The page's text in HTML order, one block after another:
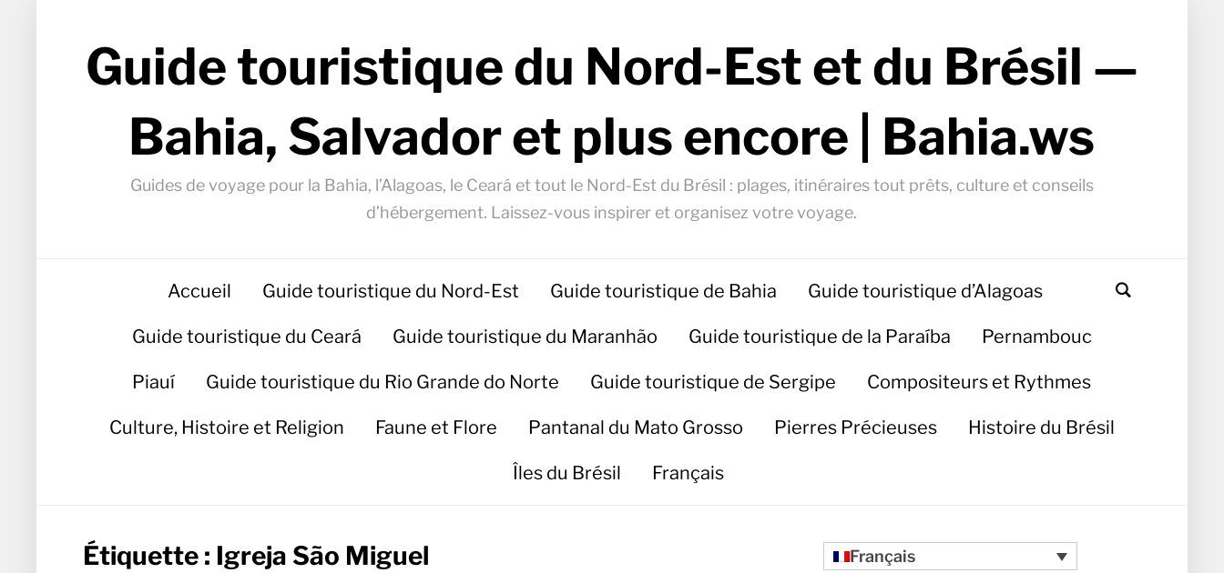
Guide touristique du Nord-Est et du Brésil —
Bahia, Salvador et plus encore | Bahia.ws
Guides de voyage pour la Bahia, l’Alagoas, le Ceará et tout le Nord-Est du Brésil : plages, itinéraires tout prêts, culture et conseils
d’hébergement. Laissez-vous inspirer et organisez votre voyage.
Accueil Guide touristique du Nord-Est Guide touristique de Bahia Guide touristique d’Alagoas
Guide touristique du Ceará Guide touristique du Maranhão Guide touristique de la Paraíba Pernambouc
Piauí Guide touristique du Rio Grande do Norte Guide touristique de Sergipe Compositeurs et Rythmes
Culture, Histoire et Religion Faune et Flore Pantanal du Mato Grosso Pierres Précieuses Histoire du Brésil
Îles du Brésil Français
Étiquette : Igreja São Miguel Français